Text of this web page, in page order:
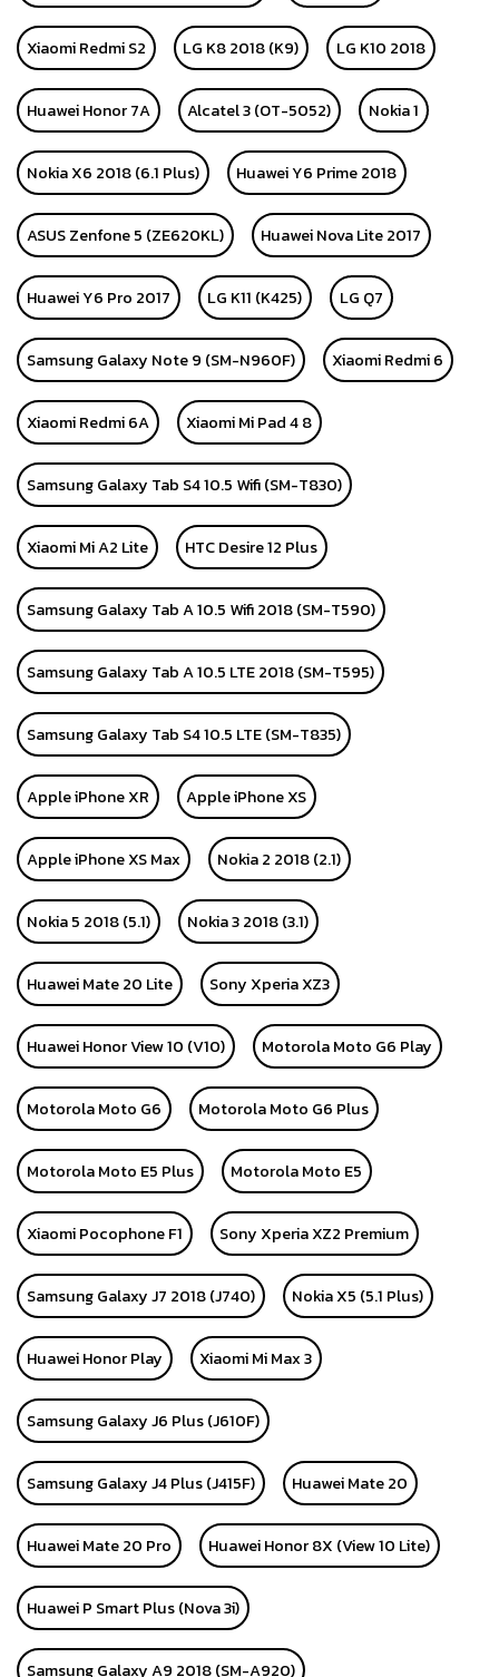
Xiaomi Redmi S2 LG K8 2018 (K9) LG K10 2018
Huawei Honor 7A Alcatel 3 (OT-5052) Nokia 1
Nokia X6 2018 (6.1 Plus) Huawei Y6 Prime 2018
ASUS Zenfone 5 (ZE620KL) Huawei Nova Lite 2017
Huawei Y6 Pro 2017 LG K11 (K425) LG Q7
Samsung Galaxy Note 9 (SM-N960F) Xiaomi Redmi 6
Xiaomi Redmi 6A Xiaomi Mi Pad 4 8
Samsung Galaxy Tab S4 10.5 Wifi (SM-T830)
Xiaomi Mi A2 Lite HTC Desire 12 Plus
Samsung Galaxy Tab A 10.5 Wifi 2018 (SM-T590)
Samsung Galaxy Tab A 10.5 LTE 2018 (SM-T595)
Samsung Galaxy Tab S4 10.5 LTE (SM-T835)
Apple iPhone XR Apple iPhone XS
Apple iPhone XS Max Nokia 2 2018 (2.1)
Nokia 5 2018 (5.1) Nokia 3 2018 (3.1)
Huawei Mate 20 Lite Sony Xperia XZ3
Huawei Honor View 10 (V10) Motorola Moto G6 Play
Motorola Moto G6 Motorola Moto G6 Plus
Motorola Moto E5 Plus Motorola Moto E5
Xiaomi Pocophone F1 Sony Xperia XZ2 Premium
Samsung Galaxy J7 2018 (J740) Nokia X5 (5.1 Plus)
Huawei Honor Play Xiaomi Mi Max 3
Samsung Galaxy J6 Plus (J610F)
Samsung Galaxy J4 Plus (J415F) Huawei Mate 20
Huawei Mate 20 Pro Huawei Honor 8X (View 10 Lite)
Huawei P Smart Plus (Nova 3i)
Samsung Galaxy A9 2018 (SM-A920)